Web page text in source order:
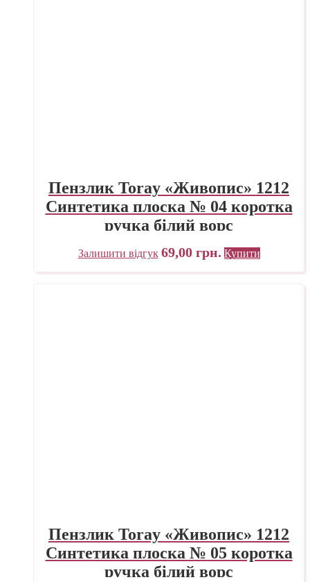
Пензлик Toray «Живопис» 1212
Синтетика плоска № 04 коротка
ручка білий ворс
Залишити відгук 69,00 грн. Купити
Пензлик Toray «Живопис» 1212
Синтетика плоска № 05 коротка
ручка білий ворс